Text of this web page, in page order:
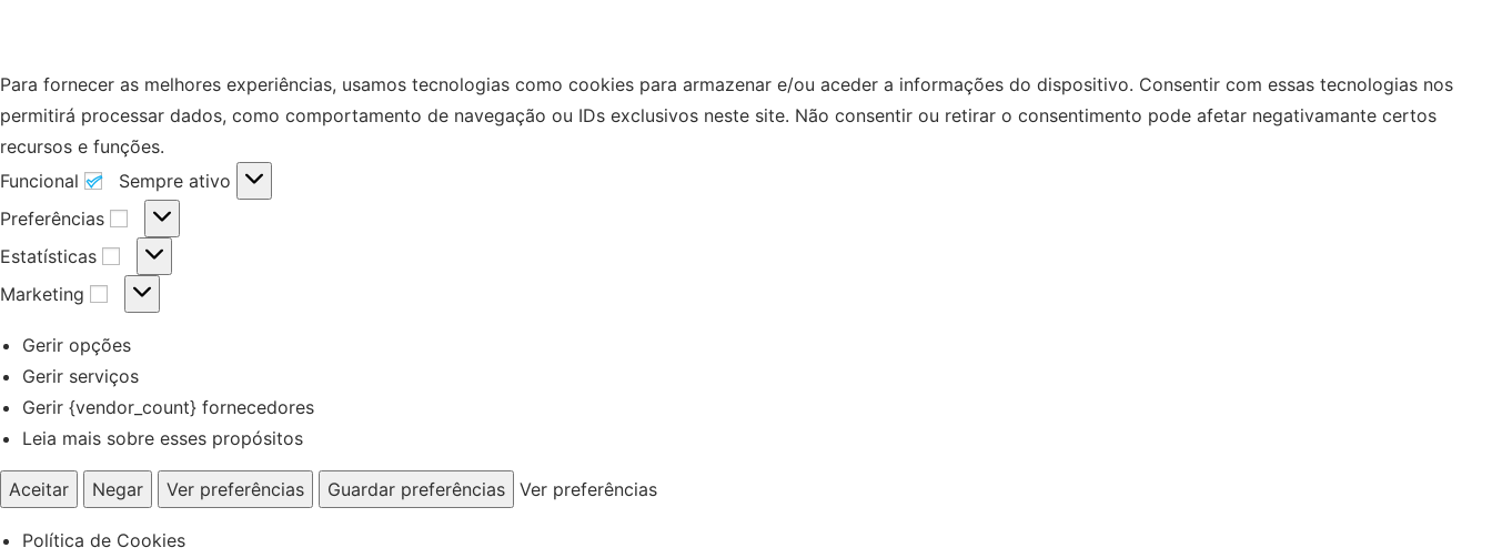
Para fornecer as melhores experiências, usamos tecnologias como cookies para armazenar e/ou aceder a informações do dispositivo. Consentir com essas tecnologias nos
permitirá processar dados, como comportamento de navegação ou IDs exclusivos neste site. Não consentir ou retirar o consentimento pode afetar negativamante certos
recursos e funções.
Funcional
Sempre ativo
Preferências
Estatísticas
Marketing
Gerir opções
Gerir serviços
Gerir {vendor_count} fornecedores
Leia mais sobre esses propósitos
Aceitar Negar Ver preferências Guardar preferências Ver preferências
Política de Cookies